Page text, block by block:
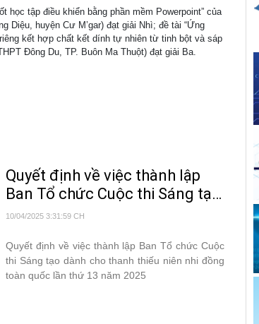
học tập điều khiển bằng phần mềm Powerpoint” của
Diệu, huyện Cư M’gar) đạt giải Nhì; đề tài “Ứng
kết hợp chất kết dính tự nhiên từ tinh bột và sáp
Đông Du, TP. Buôn Ma Thuột) đạt giải Ba.
Quyết định về việc thành lập
Ban Tổ chức Cuộc thi Sáng tạo
dành cho thanh thiếu niên nhi
năm 2025
10/04/2025 3:31:59 CH
Quyết định về việc thành lập Ban Tổ chức Cuộc
thi Sáng tạo dành cho thanh thiếu niên nhi đồng
toàn quốc lần thứ 13 năm 2025